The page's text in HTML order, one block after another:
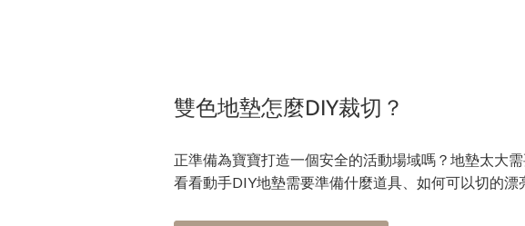
雙色地墊怎麼DIY裁切？
正準備為寶寶打造一個安全的活動場域嗎？地墊太大
看看動手DIY地墊需要準備什麼道具、如何可以切的漂